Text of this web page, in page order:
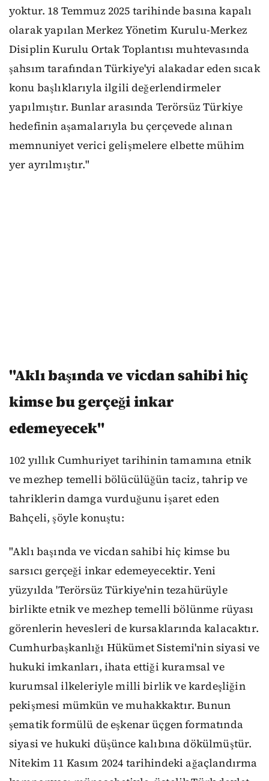
yoktur. 18 Temmuz 2025 tarihinde basına kapalı
olarak yapılan Merkez Yönetim Kurulu-Merkez
Disiplin Kurulu Ortak Toplantısı muhtevasında
şahsım tarafından Türkiye'yi alakadar eden sıcak
konu başlıklarıyla ilgili değerlendirmeler
yapılmıştır. Bunlar arasında Terörsüz Türkiye
hedefinin aşamalarıyla bu çerçevede alınan
memnuniyet verici gelişmelere elbette mühim
yer ayrılmıştır."
"Aklı başında ve vicdan sahibi hiç
kimse bu gerçeği inkar
edemeyecek"
102 yıllık Cumhuriyet tarihinin tamamına etnik
ve mezhep temelli bölücülüğün taciz, tahrip ve
tahriklerin damga vurduğunu işaret eden
Bahçeli, şöyle konuştu:
"Aklı başında ve vicdan sahibi hiç kimse bu
sarsıcı gerçeği inkar edemeyecektir. Yeni
yüzyılda 'Terörsüz Türkiye'nin tezahürüyle
birlikte etnik ve mezhep temelli bölünme rüyası
görenlerin hevesleri de kursaklarında kalacaktır.
Cumhurbaşkanlığı Hükümet Sistemi'nin siyasi ve
hukuki imkanları, ihata ettiği kuramsal ve
kurumsal ilkeleriyle milli birlik ve kardeşliğin
pekişmesi mümkün ve muhakkaktır. Bunun
şematik formülü de eşkenar üçgen formatında
siyasi ve hukuki düşünce kalıbına dökülmüştür.
Nitekim 11 Kasım 2024 tarihindeki ağaçlandırma